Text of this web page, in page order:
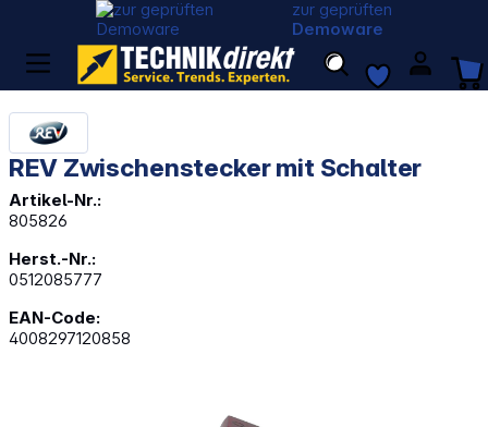
zur geprüften
Demoware
REV Zwischenstecker mit Schalter
Artikel-Nr.:
805826
Herst.-Nr.:
0512085777
EAN-Code:
4008297120858